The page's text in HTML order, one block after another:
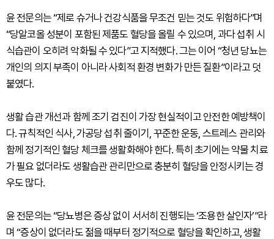
윤 전문의는 “제로 슈거나 건강식품을 무조건 믿는 것도 위험하다”며
“당알코올 성분이 포함된 제품도 혈당을 올릴 수 있으며, 과다 섭취 시
식습관이 오히려 악화될 수 있다”고 지적했다. 그는 이어 “청년 당뇨는
개인의 의지 부족이 아니라 사회적 환경 변화가 만든 질환”이라고 덧
붙였다.
생활 습관 개선과 함께 조기 검진이 가장 현실적이고 안전한 예방책이
다. 규칙적인 식사, 가공당 섭취 줄이기, 꾸준한 운동, 스트레스 관리와
함께 정기적인 혈당 체크를 생활화해야 한다. 특히 초기에는 약물 치료
가 필요 없더라도 생활습관 관리만으로 충분히 혈당을 안정시키는 경
우도 많다.
윤 전문의는 “당뇨병은 증상 없이 서서히 진행되는 ‘조용한 살인자’”라
며 “증상이 없더라도 젊을 때부터 정기적으로 혈당을 확인하고, 생활